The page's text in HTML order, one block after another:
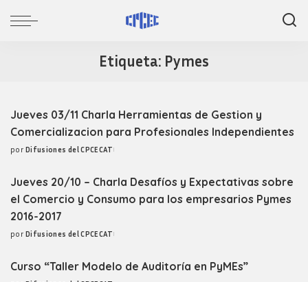
Etiqueta: Pymes
Jueves 03/11 Charla Herramientas de Gestion y
Comercializacion para Profesionales Independientes
Posted
por Difusiones del CPCECAT
Jueves 20/10 – Charla Desafíos y Expectativas sobre
el Comercio y Consumo para los empresarios Pymes
2016-2017
Posted
por Difusiones del CPCECAT
Curso “Taller Modelo de Auditoría en PyMEs”